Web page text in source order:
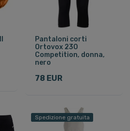
Pantaloni corti
Ortovox 230
Competition, donna,
nero
78 EUR
Spedizione gratuita